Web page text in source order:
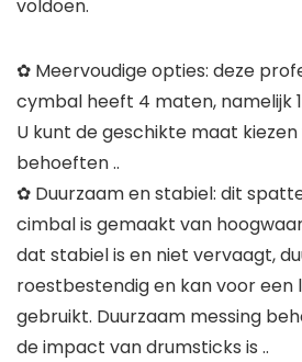
voldoen.
✿ Meervoudige opties: deze
cymbal heeft 4 maten, namelijk
U kunt de geschikte maat
behoeften ..
✿ Duurzaam en stabiel: dit
cimbal is gemaakt van
dat stabiel is en niet vervaagt,
roestbestendig en kan voor een
gebruikt. Duurzaam messing
de impact van drumsticks is ..